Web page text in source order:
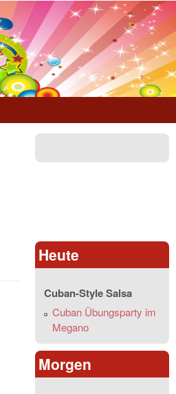
Heute
Cuban-Style Salsa
Cuban Übungsparty im
Megano
Morgen